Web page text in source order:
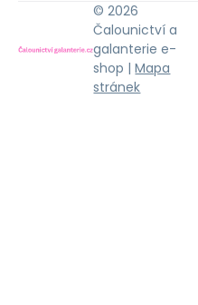
© 2026
Čalounictví a
galanterie e-
shop |Mapa
stránek